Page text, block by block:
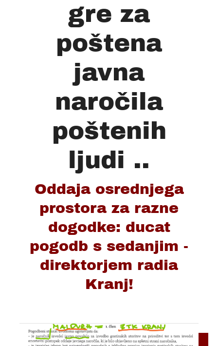
gre za
poštena
javna
naročila
poštenih
ljudi ..
Oddaja osrednjega
prostora za razne
dogodke: ducat
pogodb s sedanjim -
direktorjem radia
Kranj!